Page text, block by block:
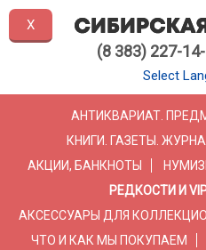
(8 383) 227-
Select
АНТИКВАРИАТ.
КНИГИ. ГАЗЕТЫ.
АКЦИИ, БАНКНОТЫ
РЕДКОСТИ И
АКСЕССУАРЫ ДЛЯ
ЧТО И КАК МЫ ПОКУПАЕМ
X